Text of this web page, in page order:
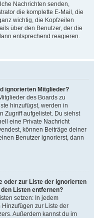
Nachrichten senden,
die komplette E-Mail, die
wichtig, die Kopfzeilen
über den Benutzer, der die
entsprechend reagieren.
ignorierten Mitglieder?
des Boards zu
hinzufügst, werden in
Zugriff aufgelistet. Du siehst
eine Private Nachricht
können Beiträge deiner
Benutzer ignorierst, dann
oder zur Liste der ignorierten
Listen entfernen?
setzen: In jedem
zur Liste der
Außerdem kannst du im